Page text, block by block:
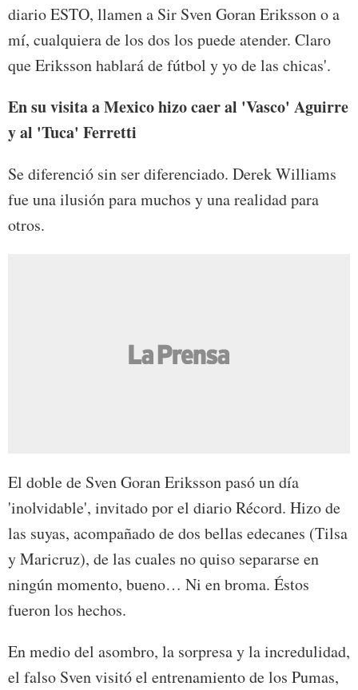
diario ESTO, llamen a Sir Sven Goran Eriksson o a
mí, cualquiera de los dos los puede atender. Claro
que Eriksson hablará de fútbol y yo de las chicas'.
En su visita a Mexico hizo caer al 'Vasco' Aguirre
y al 'Tuca' Ferretti
Se diferenció sin ser diferenciado. Derek Williams
fue una ilusión para muchos y una realidad para
otros.
El doble de Sven Goran Eriksson pasó un día
'inolvidable', invitado por el diario Récord. Hizo de
las suyas, acompañado de dos bellas edecanes (Tilsa
y Maricruz), de las cuales no quiso separarse en
ningún momento, bueno… Ni en broma. Éstos
fueron los hechos.
En medio del asombro, la sorpresa y la incredulidad,
el falso Sven visitó el entrenamiento de los Pumas,